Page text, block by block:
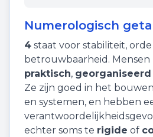
Numerologisch
4 staat voor stabiliteit, orde
betrouwbaarheid .
praktisch, georganiseerd
Ze zijn goed in het
en systemen, en hebben
echter soms te rigide of